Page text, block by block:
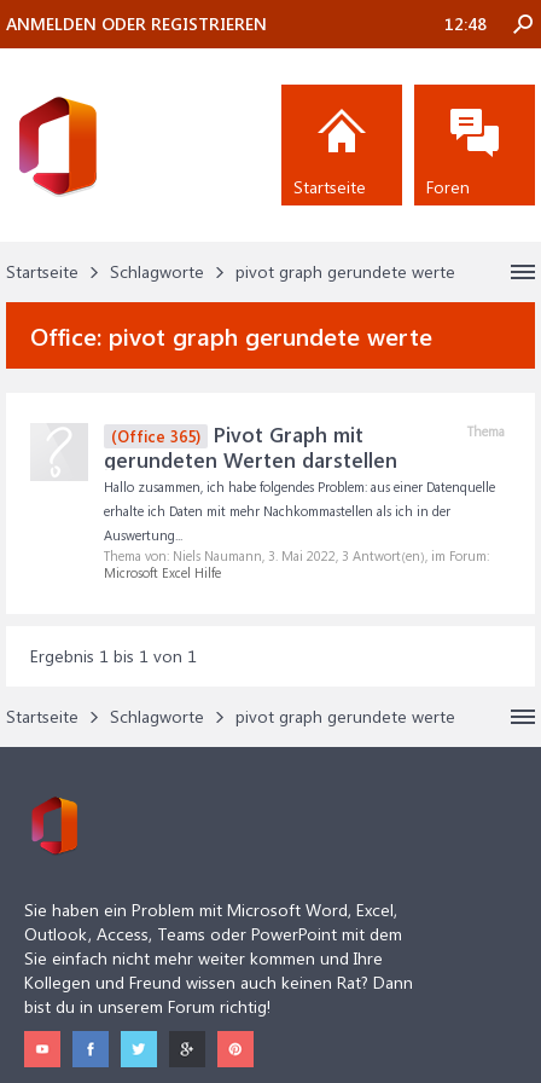
Startseite Schlagworte pivot graph gerundete werte
Office: pivot graph gerundete werte
Thema
(Office 365)
Pivot Graph mit
gerundeten Werten darstellen
Hallo zusammen, ich habe folgendes Problem: aus einer Datenquelle
erhalte ich Daten mit mehr Nachkommastellen als ich in der
Auswertung...
Thema von: Niels Naumann, 3. Mai 2022, 3 Antwort(en), im Forum:
Microsoft Excel Hilfe
Ergebnis 1 bis 1 von 1
Startseite Schlagworte pivot graph gerundete werte
ANMELDEN ODER REGISTRIEREN 12:48
Startseite Foren
Sie haben ein Problem mit Microsoft Word, Excel,
Outlook, Access, Teams oder PowerPoint mit dem
Sie einfach nicht mehr weiter kommen und Ihre
Kollegen und Freund wissen auch keinen Rat? Dann
bist du in unserem Forum richtig!